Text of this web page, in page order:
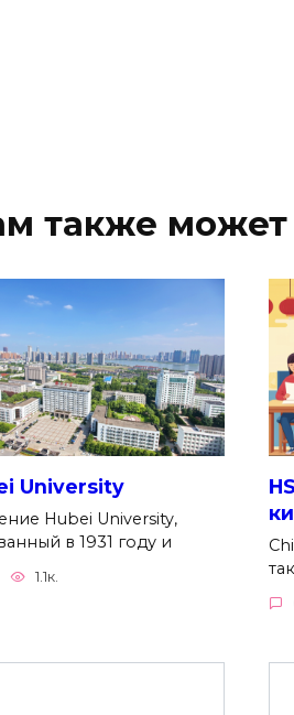
также может
University
Hubei University,
в 1931 году и
1.1к.